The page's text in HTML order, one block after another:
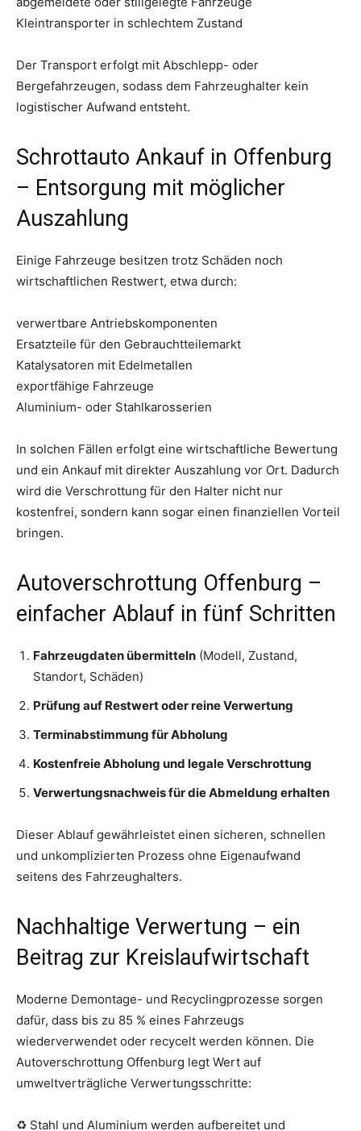
Kleintransporter in schlechtem Zustand
Der Transport erfolgt mit Abschlepp- oder
Bergefahrzeugen, sodass dem Fahrzeughalter kein
logistischer Aufwand entsteht.
Schrottauto Ankauf in Offenburg
– Entsorgung mit möglicher
Auszahlung
Einige Fahrzeuge besitzen trotz Schäden noch
wirtschaftlichen Restwert, etwa durch:
verwertbare Antriebskomponenten
Ersatzteile für den Gebrauchtteilemarkt
Katalysatoren mit Edelmetallen
exportfähige Fahrzeuge
Aluminium- oder Stahlkarosserien
In solchen Fällen erfolgt eine wirtschaftliche Bewertung
und ein Ankauf mit direkter Auszahlung vor Ort. Dadurch
wird die Verschrottung für den Halter nicht nur
kostenfrei, sondern kann sogar einen finanziellen Vorteil
bringen.
Autoverschrottung Offenburg –
einfacher Ablauf in fünf Schritten
Fahrzeugdaten übermitteln (Modell, Zustand,
Standort, Schäden)
Prüfung auf Restwert oder reine Verwertung
Terminabstimmung für Abholung
Kostenfreie Abholung und legale Verschrottung
Verwertungsnachweis für die Abmeldung erhalten
Dieser Ablauf gewährleistet einen sicheren, schnellen
und unkomplizierten Prozess ohne Eigenaufwand
seitens des Fahrzeughalters.
Nachhaltige Verwertung – ein
Beitrag zur Kreislaufwirtschaft
Moderne Demontage- und Recyclingprozesse sorgen
dafür, dass bis zu 85 % eines Fahrzeugs
wiederverwendet oder recycelt werden können. Die
Autoverschrottung Offenburg legt Wert auf
umweltverträgliche Verwertungsschritte:
♻️ Stahl und Aluminium werden aufbereitet und